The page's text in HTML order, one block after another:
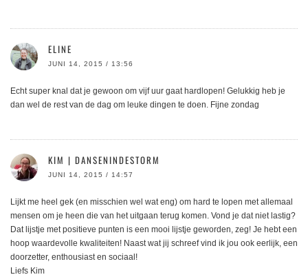
ELINE
JUNI 14, 2015 / 13:56
Echt super knal dat je gewoon om vijf uur gaat hardlopen! Gelukkig heb je
dan wel de rest van de dag om leuke dingen te doen. Fijne zondag
KIM | DANSENINDESTORM
JUNI 14, 2015 / 14:57
Lijkt me heel gek (en misschien wel wat eng) om hard te lopen met allemaal
mensen om je heen die van het uitgaan terug komen. Vond je dat niet lastig?
Dat lijstje met positieve punten is een mooi lijstje geworden, zeg! Je hebt een
hoop waardevolle kwaliteiten! Naast wat jij schreef vind ik jou ook eerlijk, een
doorzetter, enthousiast en sociaal!
Liefs Kim